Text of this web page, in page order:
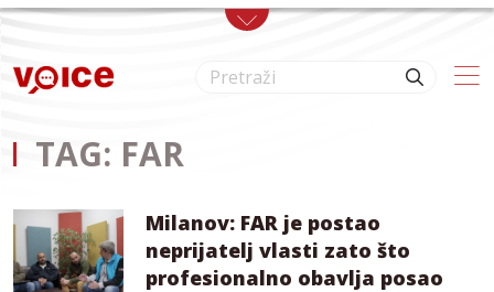
Skip to main content
TAG: FAR
Milanov: FAR je postao
neprijatelj vlasti zato što
profesionalno obavlja posao